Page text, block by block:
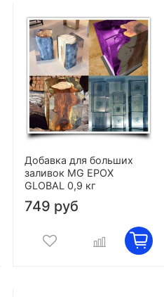
Добавка для больших
заливок MG EPOX
GLOBAL 0,9 кг
749 руб